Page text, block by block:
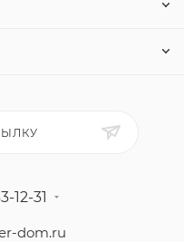
12-31
dom.ru